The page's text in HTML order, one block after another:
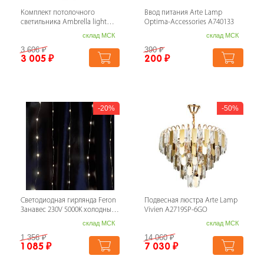
Комплект потолочного
светильника Ambrella light
Techno Spot XC (N6902, C6326,
склад МСК
3 606₽
3 005 ₽
Ввод питания Arte Lamp
Optima-Accessories A740133
склад МСК
390₽
200 ₽
20%
Светодиодная гирлянда Feron
Занавес 230V 5000K холодный
белый с эффектом водопада
склад МСК
1 356₽
1 085 ₽
50%
Подвесная люстра Arte Lamp
Vivien A2719SP-6GO
склад МСК
14 060₽
7 030 ₽